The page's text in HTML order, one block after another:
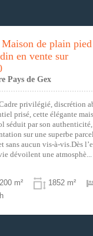
de plain pied
en vente sur
Pays de Gex
privilégié, discrétion
prisé, cette élégante
séduit par son
sur une superbe
sans aucun vis-à-vis.Dès
dévoilent une atmosphè...
200 m² 1852 m²